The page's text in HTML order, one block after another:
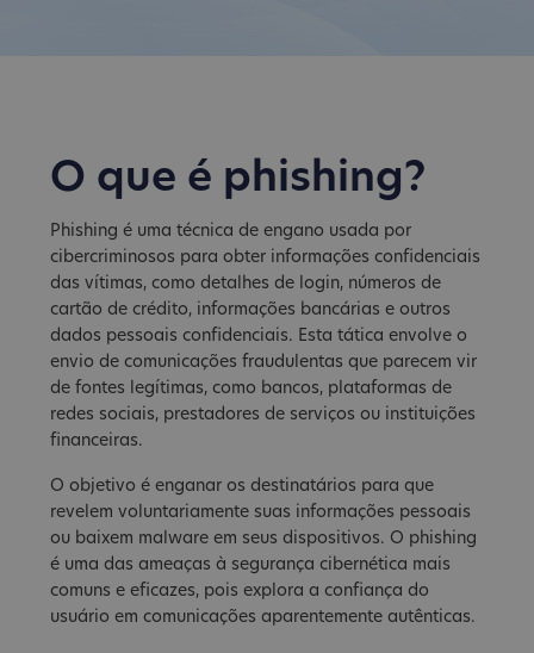
O que é phishing?
Phishing é uma técnica de engano usada por
cibercriminosos para obter informações confidenciais
das vítimas, como detalhes de login, números de
cartão de crédito, informações bancárias e outros
dados pessoais confidenciais. Esta tática envolve o
envio de comunicações fraudulentas que parecem vir
de fontes legítimas, como bancos, plataformas de
redes sociais, prestadores de serviços ou instituições
financeiras.
O objetivo é enganar os destinatários para que
revelem voluntariamente suas informações pessoais
ou baixem malware em seus dispositivos. O phishing
é uma das ameaças à segurança cibernética mais
comuns e eficazes, pois explora a confiança do
usuário em comunicações aparentemente autênticas.